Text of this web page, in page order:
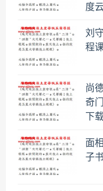
度
刘
程
尚
奇
下
面
子